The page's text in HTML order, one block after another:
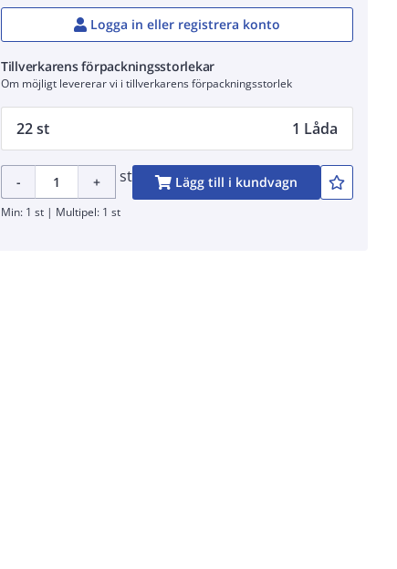
Logga in eller registrera konto
Tillverkarens förpackningsstorlekar
Om möjligt levererar vi i tillverkarens förpackningsstorlek
22 st 1 Låda
- + st Lägg till i kundvagn
Min: 1 st | Multipel: 1 st